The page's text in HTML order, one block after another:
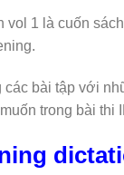
vol 1 là cuốn
các bài tập với
trong bài thi